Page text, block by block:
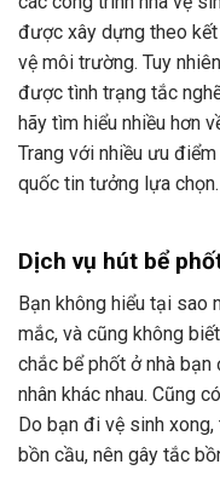
được xây dựng theo
vệ môi trường. Tuy
được tình trạng tắc
hãy tìm hiểu nhiều hơn
Trang với nhiều ưu
quốc tin tưởng lựa chọn.
Dịch vụ hút bể
Bạn không hiểu tại sao
mắc, và cũng không
chắc bể phốt ở nhà bạn
nhân khác nhau. Cũng
Do bạn đi vệ sinh
bồn cầu, nên gây tắc